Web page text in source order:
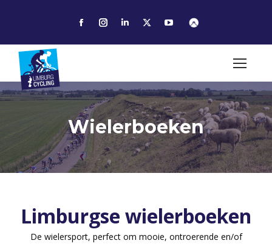
Facebook
new
window
Instagram
new
window
Linkedin
new
window
new
window
YouTube
new
window
Wielerboeken
Limburgse wielerboeken
De wielersport, perfect om mooie, ontroerende en/of